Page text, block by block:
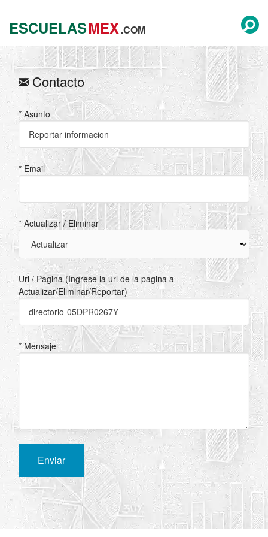
ESCUELASMEX.COM
Contacto
* Asunto
* Email
* Actualizar / Eliminar
Url / Pagina (Ingrese la url de la pagina a
Actualizar/Eliminar/Reportar)
* Mensaje
Enviar